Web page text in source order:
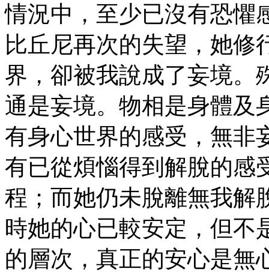
情況中，至少已沒有恐懼
比丘尼再次的失望，她修
界，卻被我說成了妄境。
通是妄境。物相是身體及
有身心世界的感受，無非
有已從煩惱得到解脫的感
程；而她仍未脫離無我解
時她的心已較安定，但不
的層次，真正的安心是無